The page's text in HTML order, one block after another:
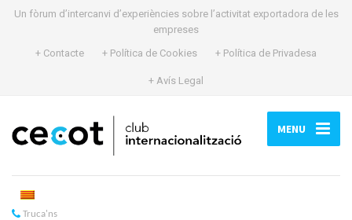
Un fòrum d’intercanvi d’experiències sobre l’activitat exportadora de les
empreses
+ Contacte
+ Política de Cookies + Política de Privadesa
+ Avís Legal
MENU
Truca'ns